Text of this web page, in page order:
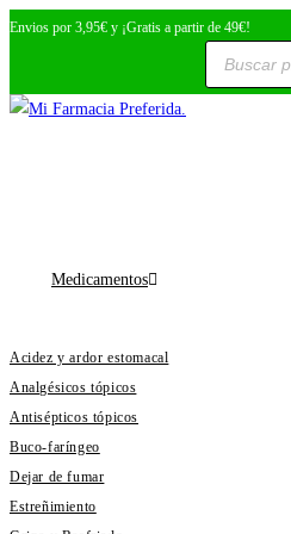
Ir
Envios por 3,95€ y ¡Gratis a partir de 49€!
Búsqueda
productos
Medicamentos
Acidez y ardor estomacal
Analgésicos tópicos
Antisépticos tópicos
Buco-faríngeo
Dejar de fumar
Estreñimiento